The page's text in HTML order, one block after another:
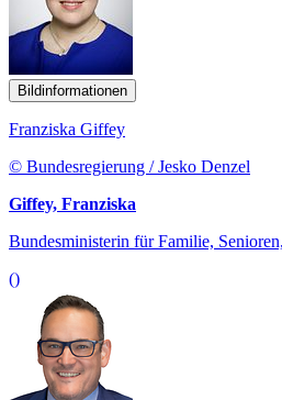
Bildinformationen
Franziska Giffey
© Bundesregierung / Jesko Denzel
Giffey, Franziska
Bundesministerin für Familie,
()